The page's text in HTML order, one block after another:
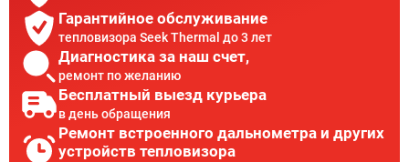
Гарантийное обслуживание
тепловизора Seek Thermal до 3 лет
Диагностика за наш счет,
ремонт по желанию
Бесплатный выезд курьера
в день обращения
Ремонт встроенного дальнометра и других
устройств тепловизора